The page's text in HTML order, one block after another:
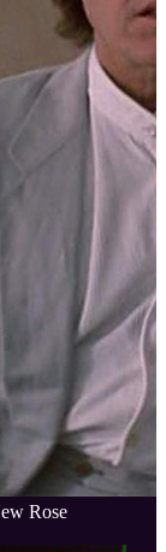
Rose